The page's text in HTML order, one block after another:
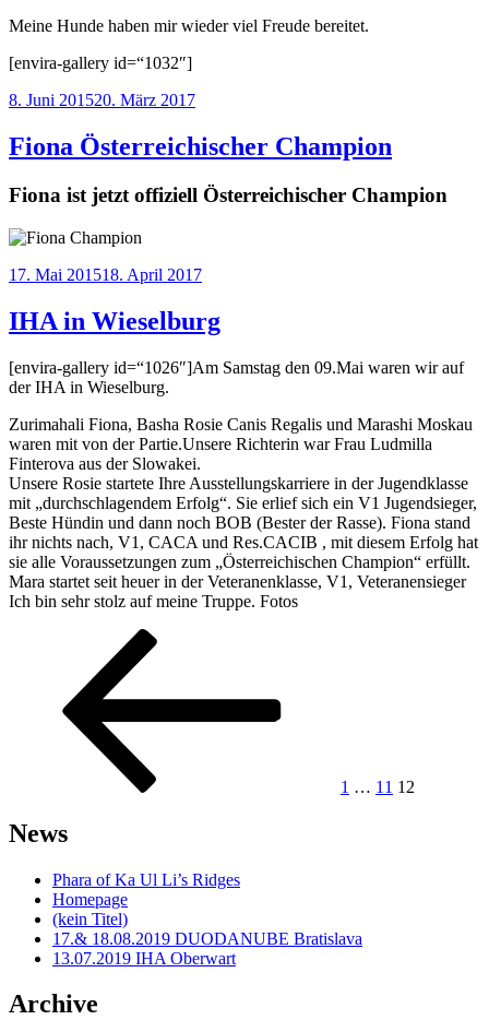
Meine Hunde haben mir wieder viel Freude bereitet.
[envira-gallery id=“1032″]
Veröffentlicht
8. Juni 201520. März 2017
Fiona Österreichischer Champion
Fiona ist jetzt offiziell Österreichischer Champion
Veröffentlicht
17. Mai 201518. April 2017
IHA in Wieselburg
[envira-gallery id=“1026″]Am Samstag den 09.Mai waren wir auf
der IHA in Wieselburg.
Zurimahali Fiona, Basha Rosie Canis Regalis und Marashi Moskau
waren mit von der Partie.Unsere Richterin war Frau Ludmilla
Finterova aus der Slowakei.
Unsere Rosie startete Ihre Ausstellungskarriere in der Jugendklasse
mit „durchschlagendem Erfolg“. Sie erlief sich ein V1 Jugendsieger,
Beste Hündin und dann noch BOB (Bester der Rasse). Fiona stand
ihr nichts nach, V1, CACA und Res.CACIB , mit diesem Erfolg hat
sie alle Voraussetzungen zum „Österreichischen Champion“ erfüllt.
Mara startet seit heuer in der Veteranenklasse, V1, Veteranensieger
Ich bin sehr stolz auf meine Truppe. Fotos
Seitennummerierung
Beiträge
1 … 11 12
News
Phara of Ka Ul Li’s Ridges
Homepage
(kein Titel)
17.& 18.08.2019 DUODANUBE Bratislava
13.07.2019 IHA Oberwart
Archive